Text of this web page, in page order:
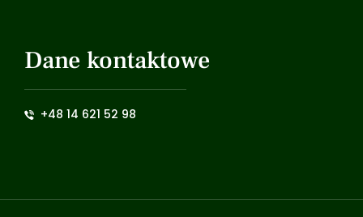
Dane kontaktowe
+48 14 621 52 98